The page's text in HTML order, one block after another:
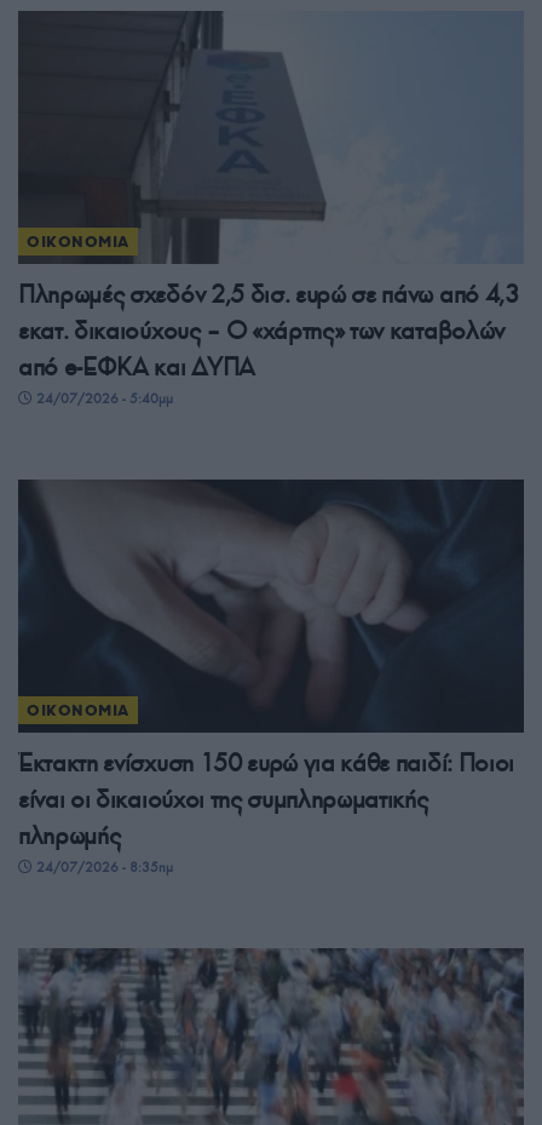
ΟΙΚΟΝΟΜΙΑ
Πληρωμές σχεδόν 2,5 δισ. ευρώ σε πάνω από 4,3
εκατ. δικαιούχους – Ο «χάρτης» των καταβολών
από e-ΕΦΚΑ και ΔΥΠΑ
24/07/2026 - 5:40μμ
ΟΙΚΟΝΟΜΙΑ
Έκτακτη ενίσχυση 150 ευρώ για κάθε παιδί: Ποιοι
είναι οι δικαιούχοι της συμπληρωματικής
πληρωμής
24/07/2026 - 8:35πμ